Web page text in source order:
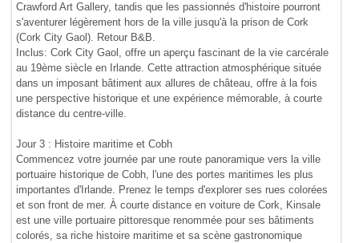
Crawford Art Gallery, tandis que les passionnés d'histoire pourront
s'aventurer légèrement hors de la ville jusqu'à la prison de Cork
(Cork City Gaol). Retour B&B.
Inclus: Cork City Gaol, offre un aperçu fascinant de la vie carcérale
au 19ème siècle en Irlande. Cette attraction atmosphérique située
dans un imposant bâtiment aux allures de château, offre à la fois
une perspective historique et une expérience mémorable, à courte
distance du centre-ville.
Jour 3 : Histoire maritime et Cobh
Commencez votre journée par une route panoramique vers la ville
portuaire historique de Cobh, l'une des portes maritimes les plus
importantes d'Irlande. Prenez le temps d'explorer ses rues colorées
et son front de mer. À courte distance en voiture de Cork, Kinsale
est une ville portuaire pittoresque renommée pour ses bâtiments
colorés, sa riche histoire maritime et sa scène gastronomique